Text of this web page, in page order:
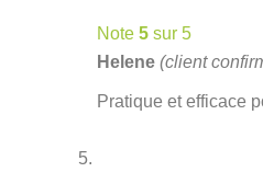
Note 5 sur 5
Helene (client
Pratique et efficace